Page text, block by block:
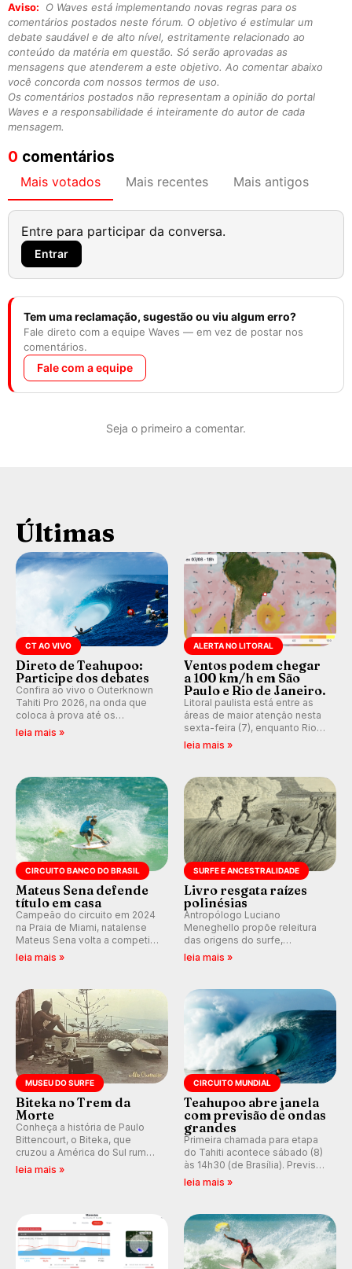
Aviso:
O Waves está implementando novas regras para os
comentários postados neste fórum. O objetivo é estimular um
debate saudável e de alto nível, estritamente relacionado ao
conteúdo da matéria em questão. Só serão aprovadas as
mensagens que atenderem a este objetivo. Ao comentar abaixo
você concorda com nossos termos de uso.
Os comentários postados não representam a opinião do portal
Waves e a responsabilidade é inteiramente do autor de cada
mensagem.
0 comentários
Mais votados Mais recentes Mais antigos
Entre para participar da conversa.
Entrar
Tem uma reclamação, sugestão ou viu algum erro?
Fale direto com a equipe Waves — em vez de postar nos
comentários.
Fale com a equipe
Seja o primeiro a comentar.
Últimas
CT AO VIVO
Direto de Teahupoo:
Participe dos debates
Confira ao vivo o Outerknown
Tahiti Pro 2026, na onda que
coloca à prova até os
melhores surfistas do mundo.
etapas da WSL.
leia mais »
ALERTA NO LITORAL
Ventos podem chegar
a 100 km/h em São
Paulo e Rio de Janeiro.
Litoral paulista está entre as
áreas de maior atenção nesta
sexta-feira (7), enquanto Rio
de Janeiro também recebe
km/h em Itanhaém.
leia mais »
CIRCUITO BANCO DO BRASIL
Mateus Sena defende
título em casa
Campeão do circuito em 2024
na Praia de Miami, natalense
Mateus Sena volta a competir
em casa em busca de manter a
leia mais »
SURFE E ANCESTRALIDADE
Livro resgata raízes
polinésias
Antropólogo Luciano
Meneghello propõe releitura
das origens do surfe,
resgatando a cultura polinésia
prática em esporte e indústria.
leia mais »
MUSEU DO SURFE
Biteka no Trem da
Morte
Conheça a história de Paulo
Bittencourt, o Biteka, que
cruzou a América do Sul rumo
ao Pacífico em uma jornada
leia mais »
CIRCUITO MUNDIAL
Teahupoo abre janela
com previsão de ondas
grandes
Primeira chamada para etapa
do Tahiti acontece sábado (8)
às 14h30 (de Brasília). Previsão
indica swell consistente.
Kelly Slater convidado.
leia mais »